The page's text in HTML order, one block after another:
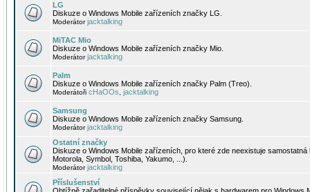
LG
Diskuze o Windows Mobile zařízeních značky LG.
Moderátorjacktalking
MiTAC Mio
Diskuze o Windows Mobile zařízeních značky Mio.
Moderátorjacktalking
Palm
Diskuze o Windows Mobile zařízeních značky Palm (Treo).
Moderátoři cHaOOs jacktalking
Samsung
Diskuze o Windows Mobile zařízeních značky Samsung.
Moderátorjacktalking
Ostatní značky
Diskuze o Windows Mobile zařízeních, pro které zde neexistuje
Motorola, Symbol, Toshiba, Yakumo, ...).
Moderátorjacktalking
Příslušenství